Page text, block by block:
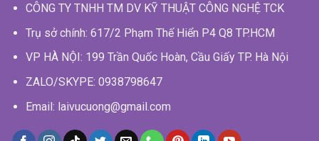
CÔNG TY TNHH TM DV KỸ THUẬT CÔNG NGHỆ TCK
Trụ sở chính: 617/2 Phạm Thế Hiển P4 Q8 TP.HCM
VP HÀ NỘI: 199 Trần Quốc Hoàn, Cầu Giấy TP. Hà Nội
ZALO/SKYPE: 0938798647
Email: laivucuong@gmail.com